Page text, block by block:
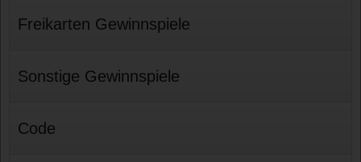
Freikarten Gewinnspiele
Sonstige Gewinnspiele
Code